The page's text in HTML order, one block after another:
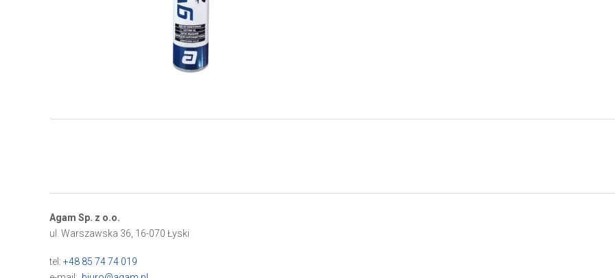
Agam Sp. z o.o.
ul. Warszawska 36, 16-070 Łyski
tel: +48 85 74 74 019